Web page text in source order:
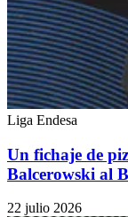
Liga Endesa
Un fichaje de
Balcerowski al
22 julio 2026